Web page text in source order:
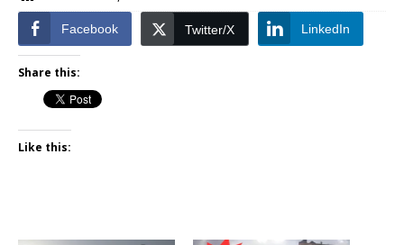
Facebook Twitter/X LinkedIn
Share this:
Like this: